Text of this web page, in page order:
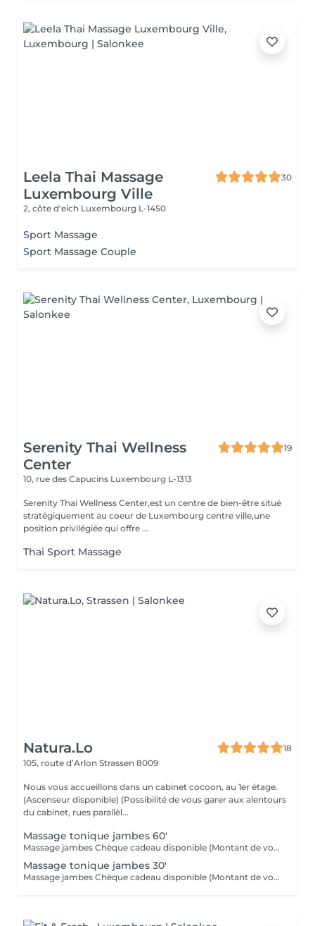
Leela Thai Massage
Luxembourg Ville
30
2, côte d'eich Luxembourg L-1450
Sport Massage
Sport Massage Couple
Serenity Thai Wellness
Center
19
10, rue des Capucins Luxembourg L-1313
Serenity Thai Wellness Center,est un centre de bien-être situé
stratégiquement au coeur de Luxembourg centre ville,une
position privilégiée qui offre ...
Thai Sport Massage
Natura.Lo
18
105, route d’Arlon Strassen 8009
Nous vous accueillons dans un cabinet cocoon, au 1er étage.
(Ascenseur disponible) (Possibilité de vous garer aux alentours
du cabinet, rues parallèl...
Massage tonique jambes 60'
Massage jambes Chèque cadeau disponible (Montant de votre choix, celui-ci est à indiquer lors de votre demande)
Massage tonique jambes 30'
Massage jambes Chèque cadeau disponible (Montant de votre choix, celui-ci est à indiquer lors de votre demande)